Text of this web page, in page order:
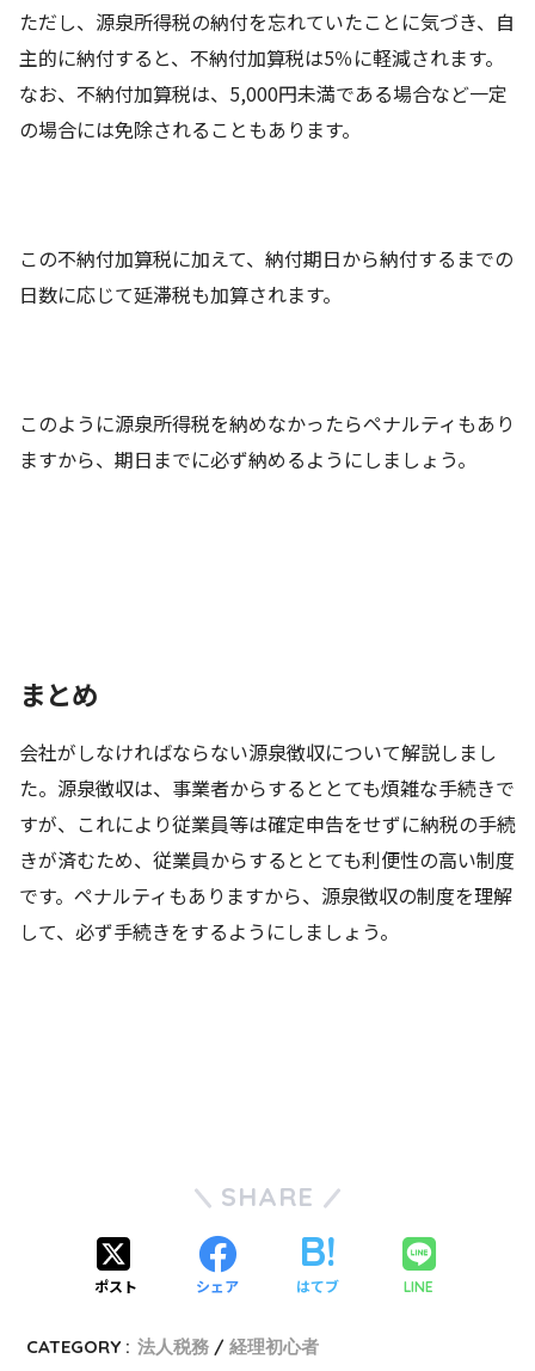
ただし、源泉所得税の納付を忘れていたことに気づき、自
主的に納付すると、不納付加算税は5％に軽減されます。
なお、不納付加算税は、5,000円未満である場合など一定
の場合には免除されることもあります。
この不納付加算税に加えて、納付期日から納付するまでの
日数に応じて延滞税も加算されます。
このように源泉所得税を納めなかったらペナルティもあり
ますから、期日までに必ず納めるようにしましょう。
まとめ
会社がしなければならない源泉徴収について解説しまし
た。源泉徴収は、事業者からするととても煩雑な手続きで
すが、これにより従業員等は確定申告をせずに納税の手続
きが済むため、従業員からするととても利便性の高い制度
です。ペナルティもありますから、源泉徴収の制度を理解
して、必ず手続きをするようにしましょう。
SHARE
ポスト シェア はてブ LINE
CATEGORY : 法人税務
経理初心者